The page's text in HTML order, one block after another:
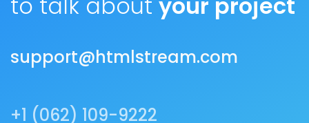
support@htmlstream.com
+1 (062) 109-9222